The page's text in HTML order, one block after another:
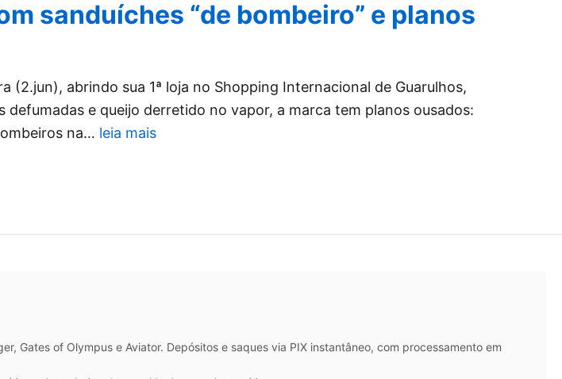
sanduíches “de bombeiro” e planos
(2.jun), abrindo sua 1ª loja no Shopping Internacional de Guarulhos,
defumadas e queijo derretido no vapor, a marca tem planos ousados:
na… leia mais
Gates of Olympus e Aviator. Depósitos e saques via PIX instantâneo, com processamento em